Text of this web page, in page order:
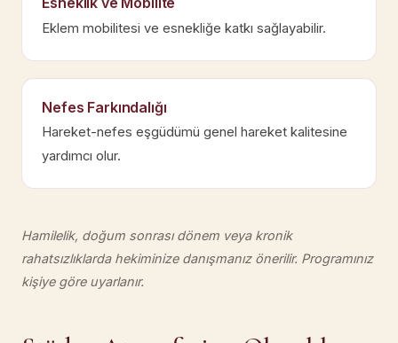
Eklem mobilitesi ve esnekliğe katkı sağlayabilir.
Nefes Farkındalığı
Hareket-nefes eşgüdümü genel hareket kalitesine
yardımcı olur.
Hamilelik, doğum sonrası dönem veya kronik
rahatsızlıklarda hekiminize danışmanız önerilir. Programınız
kişiye göre uyarlanır.